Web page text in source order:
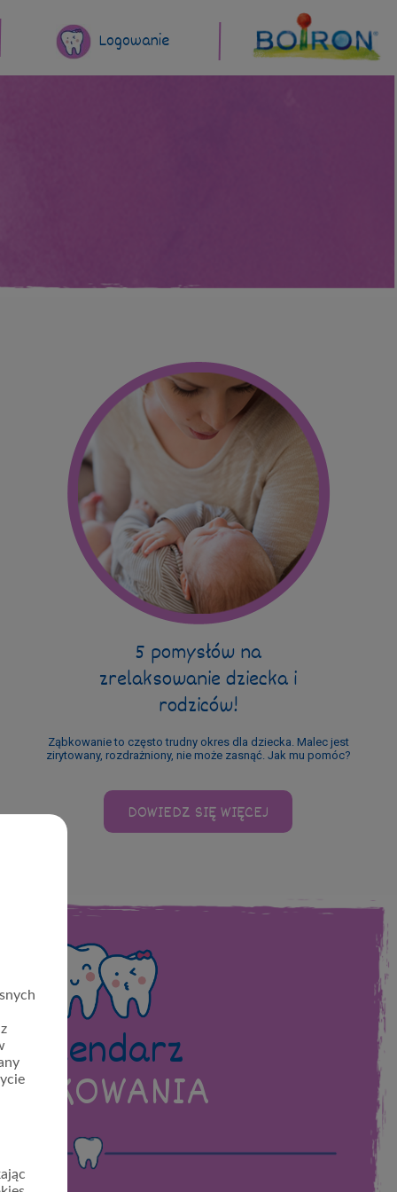
Logowanie
5 pomysłów na
zrelaksowanie dziecka i
rodziców!
Ząbkowanie to często trudny okres dla dziecka. Malec jest
zirytowany, rozdrażniony, nie może zasnąć. Jak mu pomóc?
DOWIEDZ SIĘ WIĘCEJ
Kalendarz